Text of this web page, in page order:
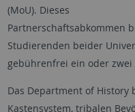
(MoU). Dieses
Partnerschaftsabkommen
Studierenden beider
gebührenfrei ein oder
Das Department of History
Kastensystem, tribalen